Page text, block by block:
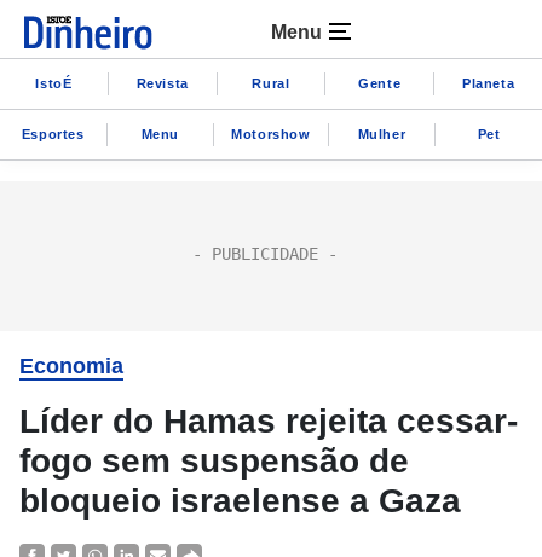
Menu
IstoÉ Revista Rural Gente Planeta
Esportes Menu Motorshow Mulher Pet
Economia
Líder do Hamas rejeita cessar-
fogo sem suspensão de
bloqueio israelense a Gaza